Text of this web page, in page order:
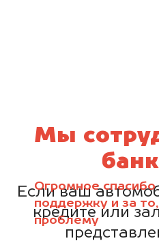
Огромное
поддержку и за
проблему
Мы
Если ваш
кредите или